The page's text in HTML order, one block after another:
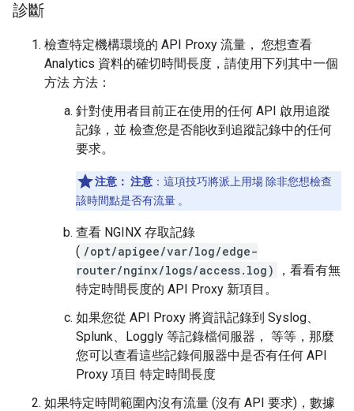
診斷
檢查特定機構環境的 API Proxy 流量， 您想查看
Analytics 資料的確切時間長度，請使用下列其中一個
方法 方法：
針對使用者目前正在使用的任何 API 啟用追蹤
記錄，並 檢查您是否能收到追蹤記錄中的任何
要求。
注意： 注意 ：這項技巧將派上用場 除非您想檢查
該時間點是否有流量 。
查看 NGINX 存取記錄
( /opt/apigee/var/log/edge-
router/nginx/logs/access.log)
，看看有無
特定時間長度的 API Proxy 新項目。
如果您從 API Proxy 將資訊記錄到 Syslog、
Splunk、Loggly 等記錄檔伺服器， 等等，那麼
您可以查看這些記錄伺服器中是否有任何 API
Proxy 項目 特定時間長度
如果特定時間範圍內沒有流量 (沒有 API 要求)，數據